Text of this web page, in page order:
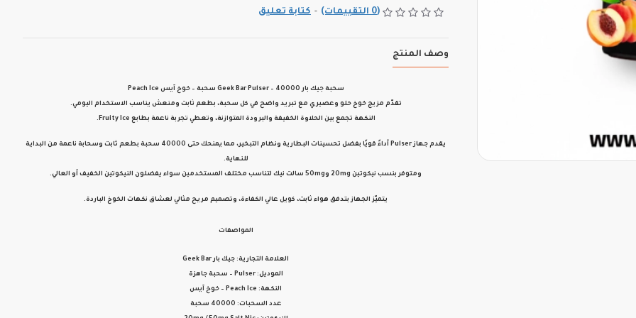
(0 التقييمات) - كتابة تعليق
وصف المنتج
سحبة جيك بار Geek Bar Pulser – 40000 سحبة – خوخ آيس Peach Ice
تقدّم مزيجخوخ حلو وعصيري مع تبريد واضح في كل سحبة، بطعم ثابت ومنعش يناسب الاستخدام اليومي.
النكهة تجمع بين الحلاوة الخفيفة والبرودة المتوازنة، وتعطي تجربة ناعمة بطابع Fruity Ice.
يقدم جهازPulser أداءً قويًا بفضل تحسينات البطارية ونظام التبخير، مما يمنحك حتى 40000 سحبة بطعم ثابت وسحابة ناعمة من البداية
للنهاية.
ومتوفر بنسب نيكوتين 20mg و50mg سالت نيك لتناسب مختلف المستخدمين سواء يفضلون النيكوتين الخفيف أو العالي.
يتميّز الجهاز بتدفق هواء ثابت، كويل عالي الكفاءة، وتصميم مريح مثالي لعشاق نكهات الخوخ الباردة.
المواصفات
العلامة التجارية: جيك بار Geek Bar
الموديل: Pulser – سحبة جاهزة
النكهة:
عدد السحبات: